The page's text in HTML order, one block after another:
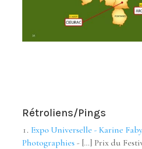
Rétroliens/Pings
Expo Universelle - Karine
Photographies - […] Prix du